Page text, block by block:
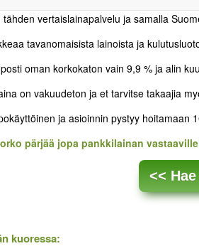
vertaislainapalvelu ja samalla
tavanomaisista lainoista ja
oman korkokaton vain 9,9 % ja alin
on vakuudeton ja et tarvitse takaajia
ja asioinnin pystyy hoitamaan
pärjää jopa pankkilainan
<<
kuoressa: